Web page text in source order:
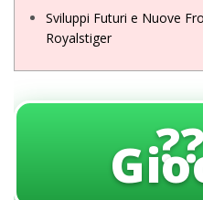
Sviluppi Futuri e Nuove
Royalstiger